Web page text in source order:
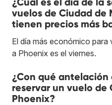
vuelos de Ciudad de
tienen precios más
El día más económico para
a Phoenix es el viernes.
¿Con qué antelación
reservar un vuelo de
Phoenix?